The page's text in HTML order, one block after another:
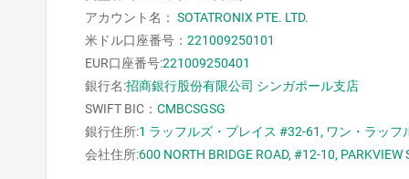
アカウント名： SOTATRONIX PTE. LTD.
米ドル口座番号： 221009250101
EUR口座番号:221009250401
銀行名:招商銀行股份有限公司 シンガポール支店
SWIFT BIC： CMBCSGSG
銀行住所:1 ラッフルズ・プレイス #32-61, ワン・ラッ
会社住所:600 NORTH BRIDGE ROAD, #12-10,